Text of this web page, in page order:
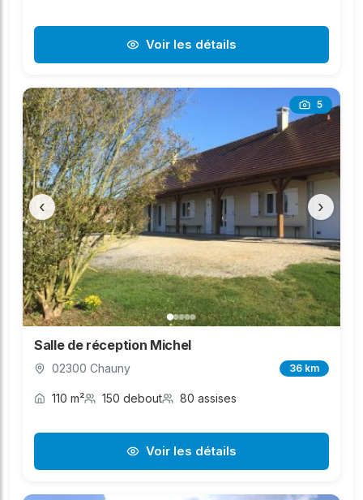
Voir les détails
5
‹ ›
Salle de réception Michel
02300 Chauny 36 km
110 m² 150 debout 80 assises
Voir les détails